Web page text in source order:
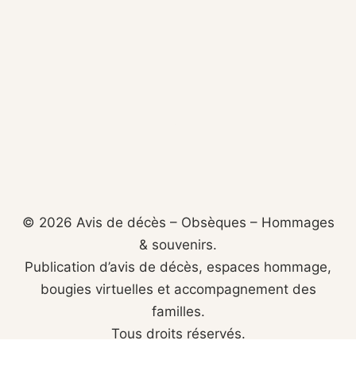
© 2026 Avis de décès – Obsèques – Hommages
& souvenirs.
Publication d’avis de décès, espaces hommage,
bougies virtuelles et accompagnement des
familles.
Tous droits réservés.